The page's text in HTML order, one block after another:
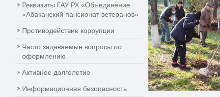
Реквизиты ГАУ РХ «Объединение
«Абаканский пансионат ветеранов»
Противодействие коррупции
Часто задаваемые вопросы по
оформлению
Активное долголетие
Информационная безопасность